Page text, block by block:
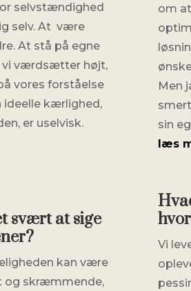
selvstændighed
selv. At være
At stå på egne
vi værdsætter højt,
vores forståelse
ideelle kærlighed,
er uselvisk.
svært at sige
kan være
og skræmmende,
om
Men
sin
læs
Vi